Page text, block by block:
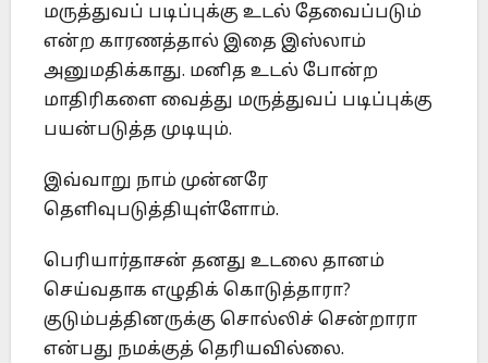
மருத்துவப் படிப்புக்கு உடல் தேவைப்படும்
என்ற காரணத்தால் இதை இஸ்லாம்
அனுமதிக்காது. மனித உடல் போன்ற
மாதிரிகளை வைத்து மருத்துவப் படிப்புக்கு
பயன்படுத்த முடியும்.
இவ்வாறு நாம் முன்னரே
தெளிவுபடுத்தியுள்ளோம்.
பெரியார்தாசன் தனது உடலை தானம்
செய்வதாக எழுதிக் கொடுத்தாரா?
குடும்பத்தினருக்கு சொல்லிச் சென்றாரா
என்பது நமக்குத் தெரியவில்லை.